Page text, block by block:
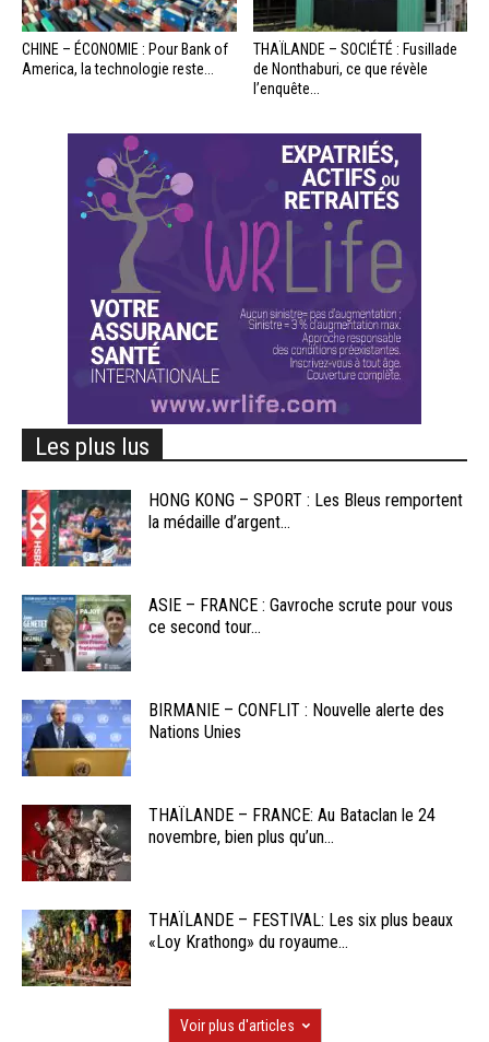
CHINE – ÉCONOMIE : Pour Bank of
America, la technologie reste...
THAÏLANDE – SOCIÉTÉ : Fusillade
de Nonthaburi, ce que révèle
l’enquête...
Les plus lus
HONG KONG – SPORT : Les Bleus remportent
la médaille d’argent...
ASIE – FRANCE : Gavroche scrute pour vous
ce second tour...
BIRMANIE – CONFLIT : Nouvelle alerte des
Nations Unies
THAÏLANDE – FRANCE: Au Bataclan le 24
novembre, bien plus qu’un...
THAÏLANDE – FESTIVAL: Les six plus beaux
«Loy Krathong» du royaume...
Voir plus d'articles